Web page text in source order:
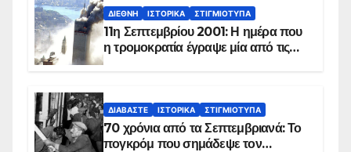
ΔΙΕΘΝΉ ΙΣΤΟΡΙΚΆ ΣΤΙΓΜΙΌΤΥΠΑ
11η Σεπτεμβρίου 2001: Η ημέρα που
η τρομοκρατία έγραψε μία από τις
ΔΙΑΒΆΣΤΕ ΙΣΤΟΡΙΚΆ ΣΤΙΓΜΙΌΤΥΠΑ
70 χρόνια από τα Σεπτεμβριανά: Το
πογκρόμ που σημάδεψε τον